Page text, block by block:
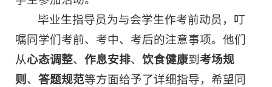
毕业生指导员为与会学生作考前动员，叮
嘱同学们考前、考中、考后的注意事项。他们
从心态调整、 作息安排、 饮食健康到 考场规
则 、 答题规范等方面给予了详细指导，希望同